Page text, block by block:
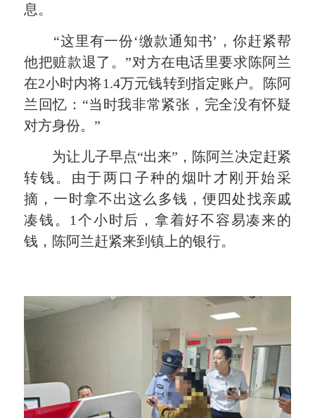
息。
“这里有一份‘缴款通知书’，你赶紧帮
他把赃款退了。”对方在电话里要求陈阿兰
在2小时内将1.4万元钱转到指定账户。陈阿
兰回忆：“当时我非常紧张，完全没有怀疑
对方身份。”
为让儿子早点“出来”，陈阿兰决定赶紧
转钱。由于两口子种的烟叶才刚开始采
摘，一时拿不出这么多钱，便四处找亲戚
凑钱。1个小时后，拿着好不容易凑来的
钱，陈阿兰赶紧来到镇上的银行。